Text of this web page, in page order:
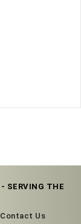
SERVING THE
Contact Us